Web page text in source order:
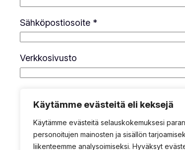
Käytämme evästeitä eli keksejä
Käytämme evästeitä selauskokemuksesi
personoitujen mainosten ja sisällön
liikenteemme analysoimiseksi. Hyväksyt
Sähköpostiosoite *
Verkkosivusto
Tallenna nimeni,